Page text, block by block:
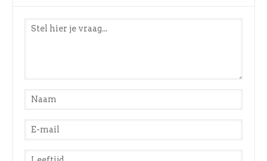
Stel een vraag
Naam
E-mail*
Leeftijd *